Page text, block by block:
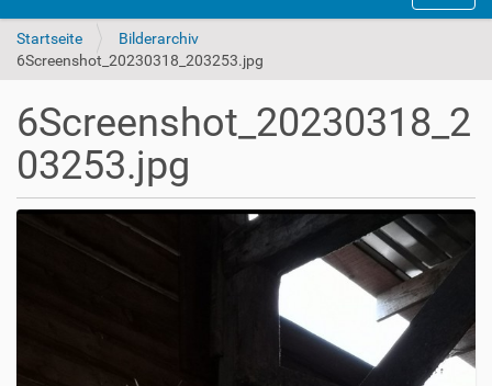
Startseite
Bilderarchiv
6Screenshot_20230318_203253.jpg
6Screenshot_20230318_2
03253.jpg